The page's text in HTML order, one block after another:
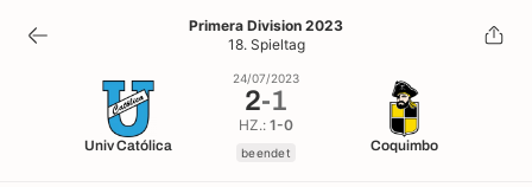
2-1
beendet
Primera Division 2023
18. Spieltag
Univ Católica
24/07/2023
2-1
HZ.: 1-0
beendet Coquimbo